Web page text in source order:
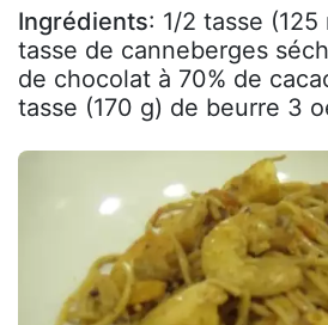
Ingrédients: 1/2 tasse
tasse de canneberges
de chocolat à 70% de
tasse (170 g) de beurre 3